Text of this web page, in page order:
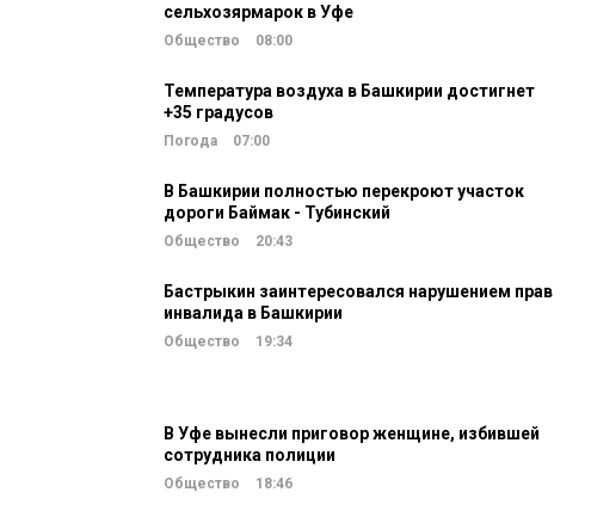
сельхозярмарок в Уфе
Общество 08:00
Температура воздуха в Башкирии достигнет
+35 градусов
Погода 07:00
В Башкирии полностью перекроют участок
дороги Баймак - Тубинский
Общество 20:43
Бастрыкин заинтересовался нарушением прав
инвалида в Башкирии
Общество 19:34
В Уфе вынесли приговор женщине, избившей
сотрудника полиции
Общество 18:46